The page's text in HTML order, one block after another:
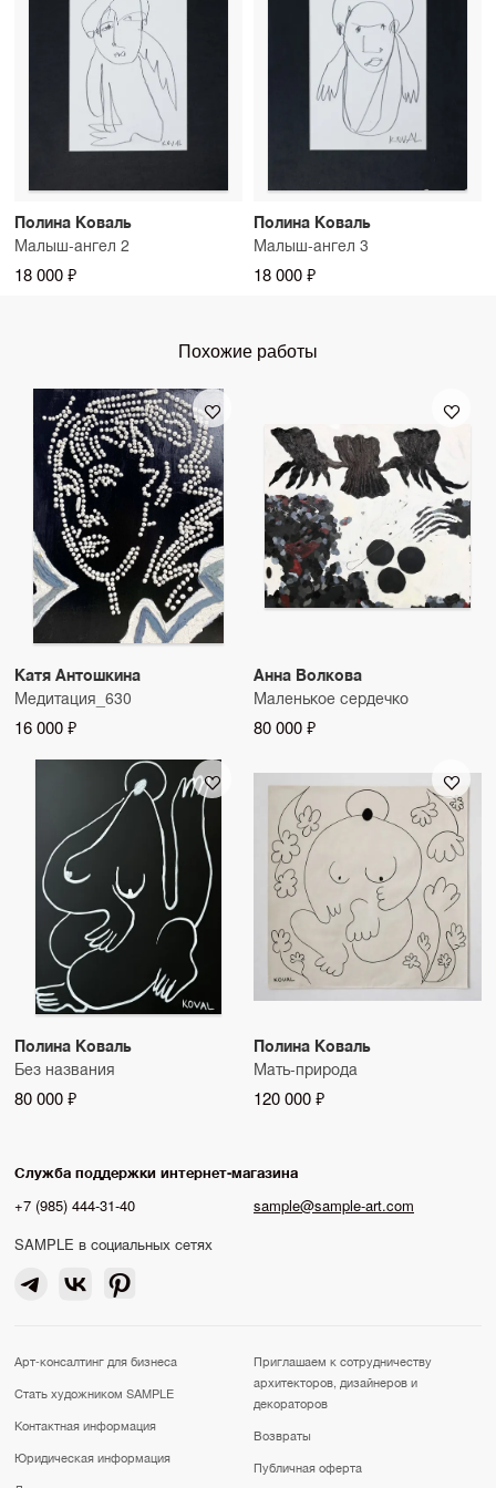
Полина Коваль
Малыш-ангел 2
18 000 ₽
Полина Коваль
Малыш-ангел 3
18 000 ₽
Похожие работы
Катя Антошкина
Медитация_630
16 000 ₽
Анна Волкова
Маленькое сердечко
80 000 ₽
Полина Коваль
Без названия
80 000 ₽
Полина Коваль
Мать-природа
120 000 ₽
Служба поддержки интернет-магазина
+7 (985) 444-31-40
sample@sample-art.com
SAMPLE в социальных сетях
Арт-консалтинг для бизнеса
Стать художником SAMPLE
Контактная информация
Юридическая информация
Приглашаем к сотрудничеству
архитекторов, дизайнеров и
декораторов
Возвраты
Публичная оферта